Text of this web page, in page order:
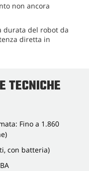
non ancora
durata del robot da
diretta in
TECNICHE
Fino a 1.860
con batteria)